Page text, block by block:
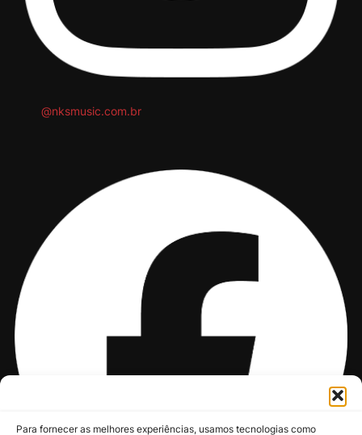
Para fornecer as melhores experiências, usamos tecnologias como
@nksmusic.com.br